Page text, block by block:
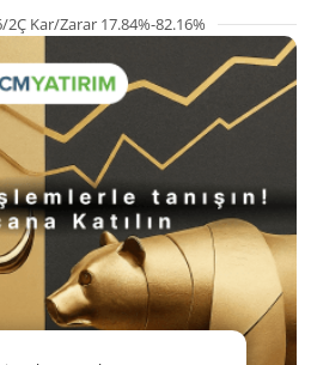
Kar/Zarar 17.84%-82.16%